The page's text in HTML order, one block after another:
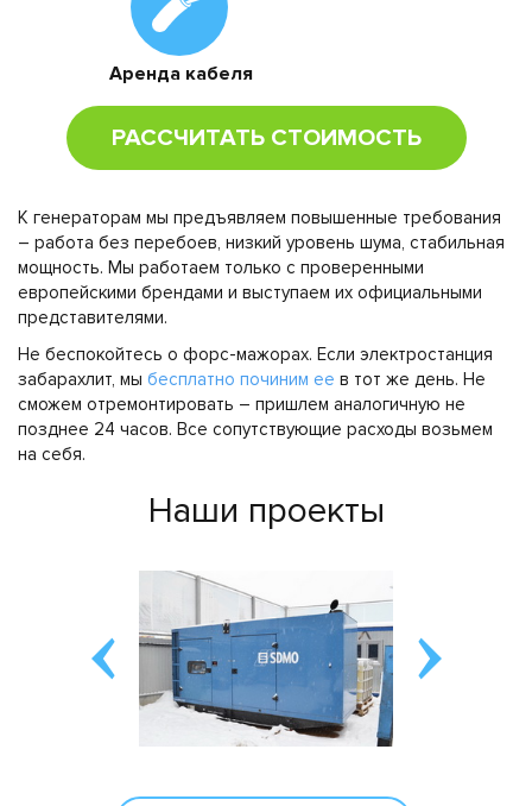
Аренда кабеля
РАССЧИТАТЬ СТОИМОСТЬ
К генераторам мы предъявляем повышенные требования
– работа без перебоев, низкий уровень шума, стабильная
мощность. Мы работаем только с проверенными
европейскими брендами и выступаем их официальными
представителями.
Не беспокойтесь о форс-мажорах. Если электростанция
забарахлит, мы бесплатно починим ее в тот же день. Не
сможем отремонтировать – пришлем аналогичную не
позднее 24 часов. Все сопутствующие расходы возьмем
на себя.
Наши проекты